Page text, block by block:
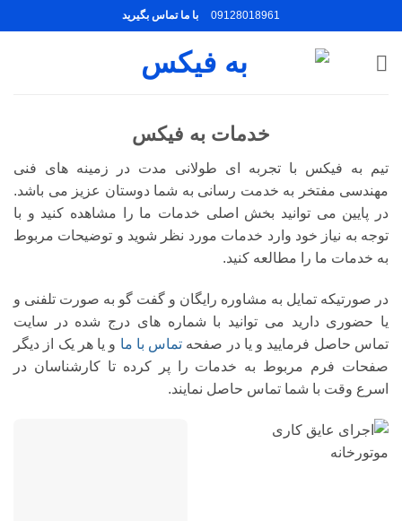
to
content
09128018961 با ما تماس بگیرید
خدمات به فیکس
تیم به فیکس با تجربه ای طولانی مدت در زمینه های فنی
مهندسی مفتخر به خدمت رسانی به شما دوستان عزیز می باشد.
در پایین می توانید بخش اصلی خدمات ما را مشاهده کنید و با
توجه به نیاز خود وارد خدمات مورد نظر شوید و توضیحات مربوط
به خدمات ما را مطالعه کنید.
در صورتیکه تمایل به مشاوره رایگان و گفت گو به صورت تلفنی و
یا حضوری دارید می توانید با شماره های درج شده در سایت
تماس حاصل فرمایید و یا در صفحه تماس با ما و یا هر یک از دیگر
صفحات فرم مربوط به خدمات را پر کرده تا کارشناسان در
اسرع وقت با شما تماس حاصل نمایند.